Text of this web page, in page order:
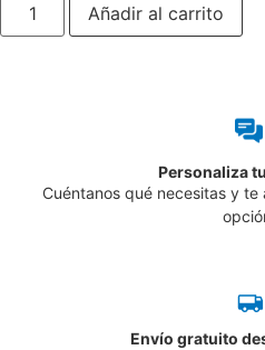
ADR
Materias
inflamables
Añadir al carrito
Personaliza
Cuéntanos qué necesitas y
Envío gratuito